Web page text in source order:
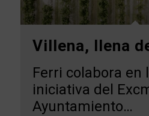
Villena, llena
Ferri colabora en
iniciativa del
Ayuntamiento…